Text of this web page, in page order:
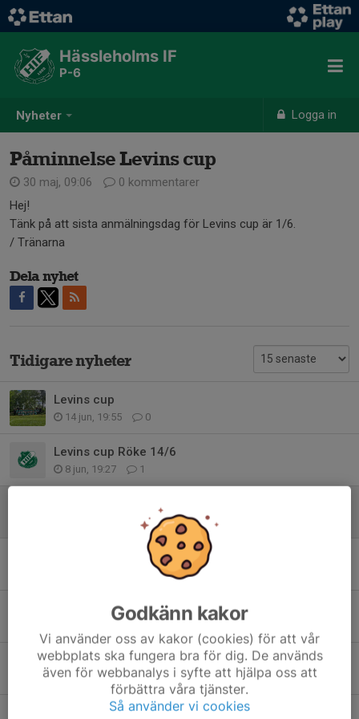
Nyheter Logga in
Hässleholms IF
P-6
Påminnelse Levins cup
30 maj, 09:06
0 kommentarer
Hej!
Tänk på att sista anmälningsdag för Levins cup är 1/6.
/ Tränarna
Dela nyhet
Tidigare nyheter
Levins cup
14 jun, 19:55 0
Levins cup Röke 14/6
8 jun, 19:27 1
0
Första cupen avklarad
Fotografering
13 apr, 13:59
Levins cup 2026
9 apr, 18:22 0
Utomhusträning
Godkänn kakor
Vi använder oss av kakor (cookies) för att vår
webbplats ska fungera bra för dig. De används
även för webbanalys i syfte att hjälpa oss att
förbättra våra tjänster.
Så använder vi cookies